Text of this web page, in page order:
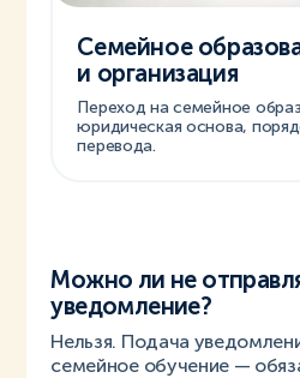
Семейное
и организация
Переход на семейное
юридическая основа,
перевода.
Можно ли не
уведомление?
Нельзя. Подача
семейное обучение —